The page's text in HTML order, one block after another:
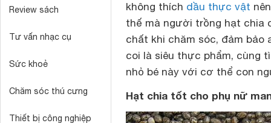
Review sách
Tư vấn nhạc cụ
Sức khoẻ
Chăm sóc thú cưng
Thiết bị công nghiệp
không thích dầu thực vật
thế mà người trồng hạt chia
chất khi chăm sóc, đảm
coi là siêu thực phẩm, cùng
nhỏ bé này với cơ thể con
Hạt chia tốt cho phụ nữ